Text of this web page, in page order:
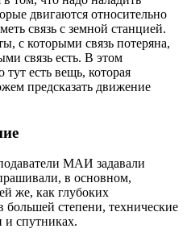
двигаются относительно
связь с земной станцией.
с которыми связь потеряна,
связь есть. В этом
тут есть вещь, которая
предсказать движение
МАИ задавали
в основном,
же, как глубоких
большей степени, технические
и спутниках.